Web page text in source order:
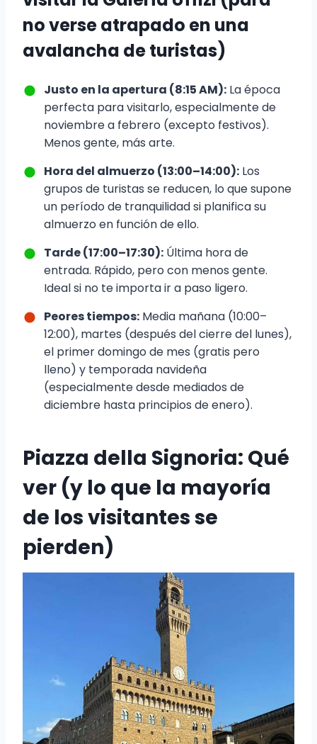
no verse atrapado en una
avalancha de turistas)
Justo en la apertura (8:15 AM): La época
perfecta para visitarlo, especialmente de
noviembre a febrero (excepto festivos).
Menos gente, más arte.
Hora del almuerzo (13:00–14:00): Los
grupos de turistas se reducen, lo que supone
un período de tranquilidad si planifica su
almuerzo en función de ello.
Tarde (17:00–17:30): Última hora de
entrada. Rápido, pero con menos gente.
Ideal si no te importa ir a paso ligero.
Peores tiempos: Media mañana (10:00–
12:00), martes (después del cierre del lunes),
el primer domingo de mes (gratis pero
lleno) y temporada navideña
(especialmente desde mediados de
diciembre hasta principios de enero).
Piazza della Signoria: Qué
ver (y lo que la mayoría
de los visitantes se
pierden)